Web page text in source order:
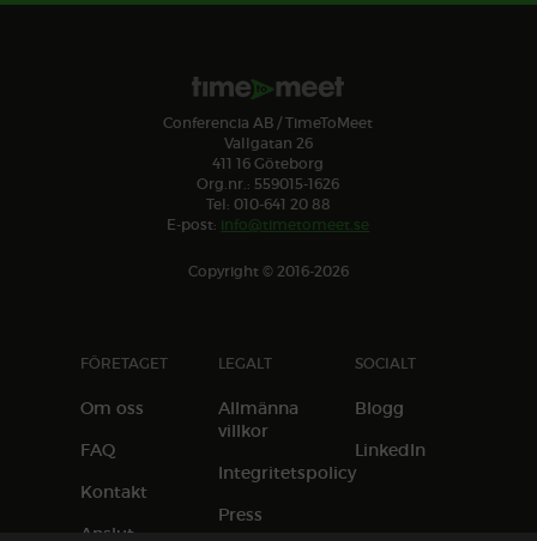
Conferencia AB / TimeToMeet
Vallgatan 26
411 16 Göteborg
Org.nr.: 559015-1626
Tel: 010-641 20 88
E-post: info@timetomeet.se
Copyright © 2016-2026
FÖRETAGET
Om oss
FAQ
Kontakt
Anslut
LEGALT
Allmänna
villkor
Integritetspolicy
Press
SOCIALT
Blogg
LinkedIn